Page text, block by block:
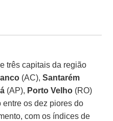
três capitais da região
(AC),Santarém
(AP), Porto Velho (RO)
entre os dez piores do
com os índices de